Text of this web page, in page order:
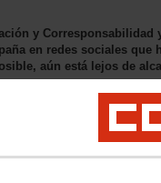
y Corresponsabilidad
en redes sociales que
aún está lejos de